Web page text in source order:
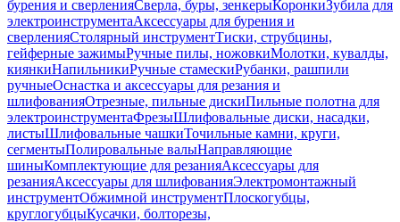
бурения и сверленияСверла, буры, зенкерыКоронкиЗубила для
электроинструментаАксессуары для бурения и
сверленияСтолярный инструментТиски, струбцины,
гейферные зажимыРучные пилы, ножовкиМолотки, кувалды,
киянкиНапильникиРучные стамескиРубанки, рашпили
ручныеОснастка и аксессуары для резания и
шлифованияОтрезные, пильные дискиПильные полотна для
электроинструментаФрезыШлифовальные диски, насадки,
листыШлифовальные чашкиТочильные камни, круги,
сегментыПолировальные валыНаправляющие
шиныКомплектующие для резанияАксессуары для
резанияАксессуары для шлифованияЭлектромонтажный
инструментОбжимной инструментПлоскогубцы,
круглогубцыКусачки, болторезы,